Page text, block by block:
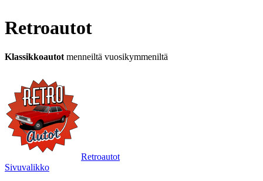
Retroautot
Klassikkoautot menneiltä vuosikymmeniltä
Retroautot
Sivuvalikko